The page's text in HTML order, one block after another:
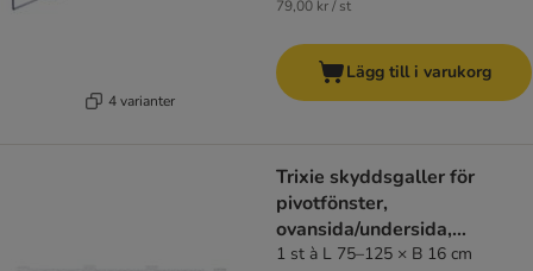
4 varianter
79,00 kr / st
Lägg till i varukorg
Trixie skyddsgaller för
pivotfönster,
ovansida/undersida,
utdragbart
1 st à L 75–125 × B 16 cm